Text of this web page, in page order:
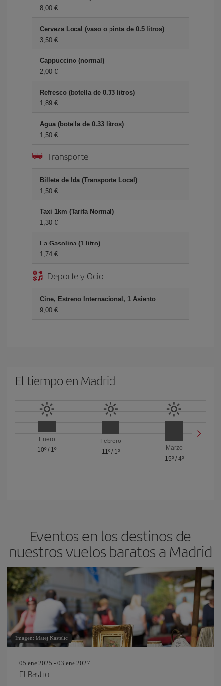
8,00 €
Cerveza Local (vaso o pinta de 0.5 litros)
3,50 €
Cappuccino (normal)
2,00 €
Refresco (botella de 0.33 litros)
1,89 €
Agua (botella de 0.33 litros)
1,50 €
Transporte
Billete de Ida (Transporte Local)
1,50 €
Taxi 1km (Tarifa Normal)
1,30 €
La Gasolina (1 litro)
1,74 €
Deporte y Ocio
Cine, Estreno Internacional, 1 Asiento
9,00 €
El tiempo en Madrid
Enero
10º / 1º
Febrero
11º/ 1º
Marzo
15º/ 4º
Eventos en los destinos de
nuestros vuelos baratos a Madrid
Imagen: Matej Kastelic
05 ene 2025 - 03 ene 2027
El Rastro